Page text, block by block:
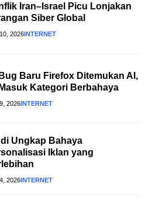
Iran–Israel Picu Lonjakan
Siber Global
2026INTERNET
Baru Firefox Ditemukan AI,
Kategori Berbahaya
2026INTERNET
Ungkap Bahaya
Iklan yang
2026INTERNET